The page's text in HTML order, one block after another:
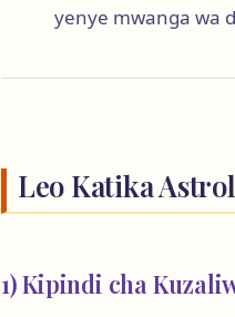
yenye mwanga wa
Leo Katika
1) Kipindi cha